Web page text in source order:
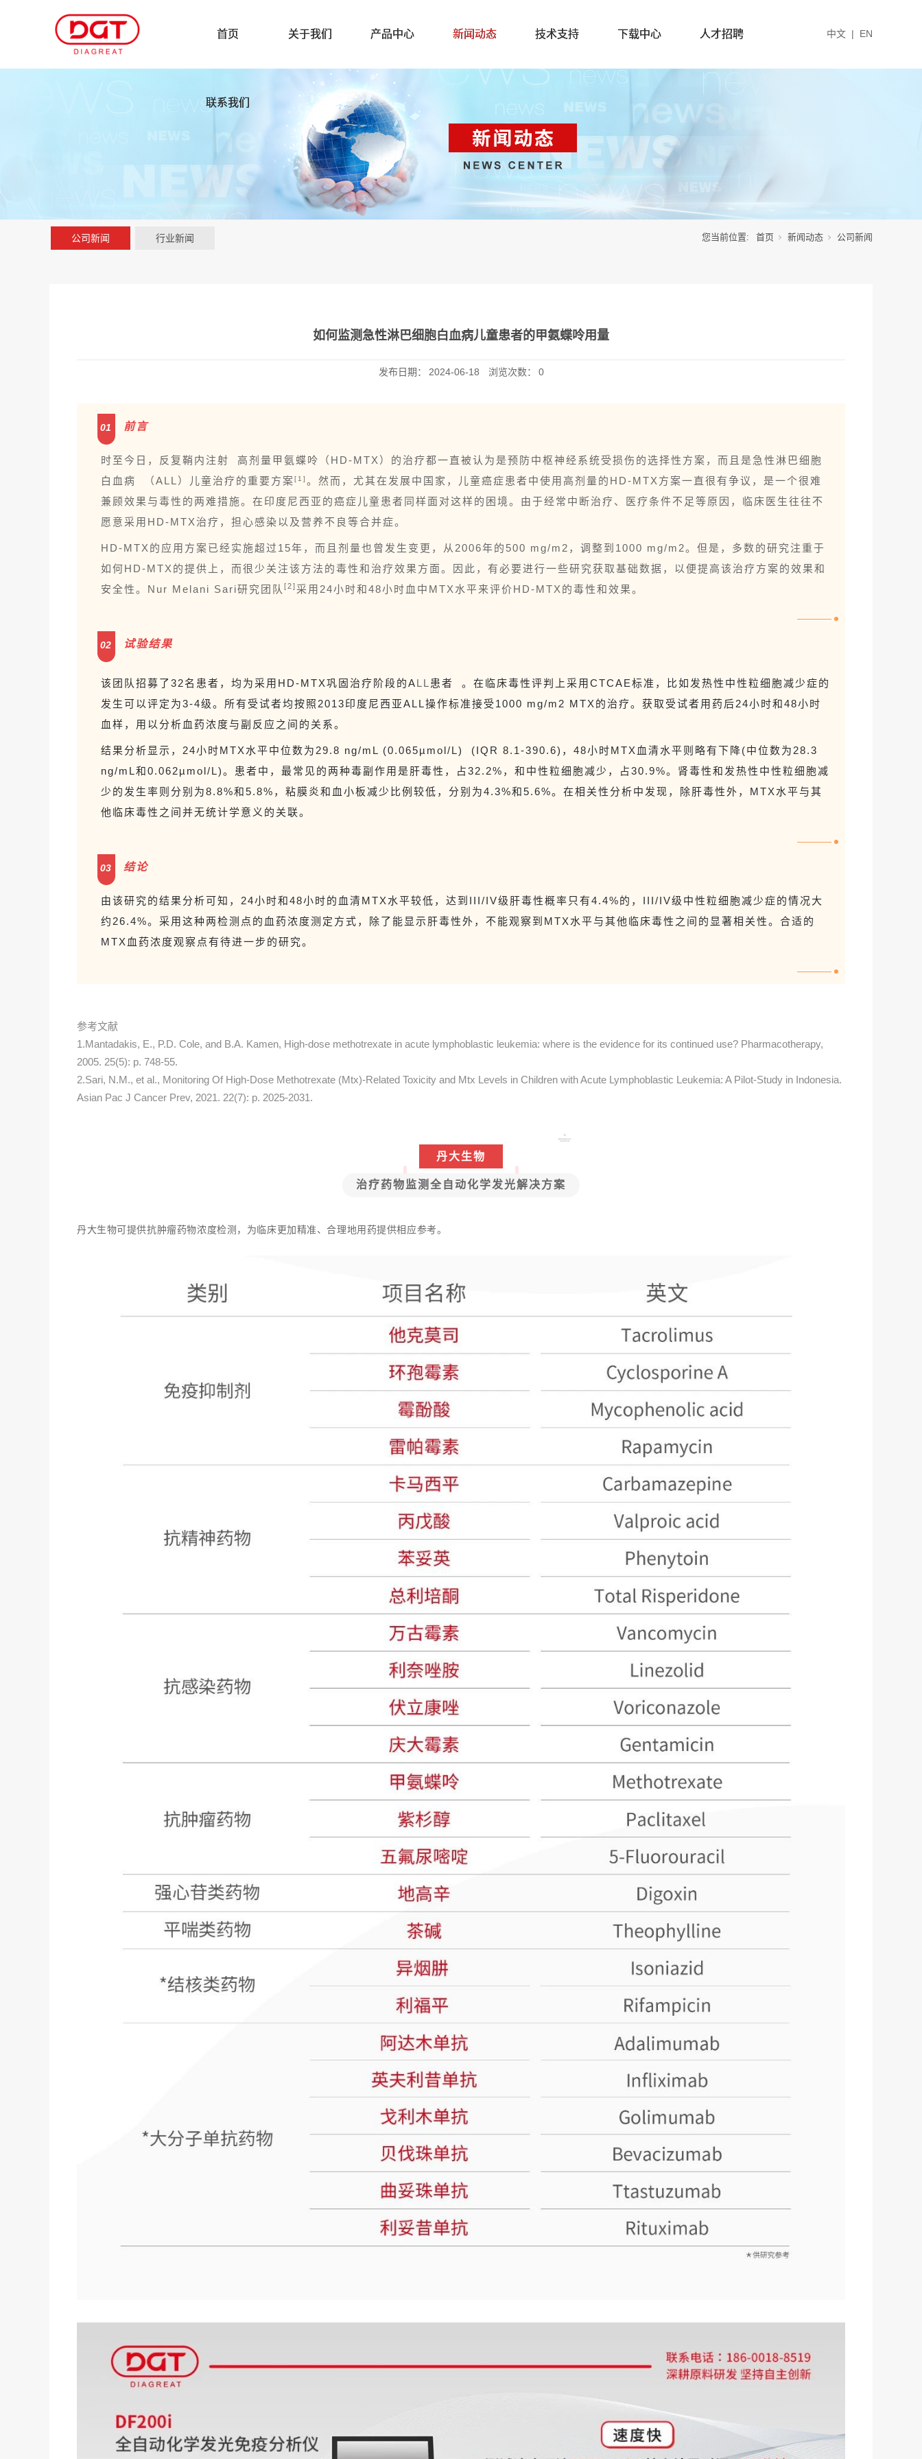
首页 关于我们 产品中心 新闻动态 技术支持 下载中心 人才招聘
联系我们
中文 | EN
公司新闻 行业新闻 您当前位置: 首页 新闻动态 公司新闻
如何监测急性淋巴细胞白血病儿童患者的甲氨蝶呤用量
发布日期： 2024-06-18 浏览次数： 0
01 前言
时至今日，反复鞘内注射 高剂量甲氨蝶呤（HD-MTX）的治疗都一直被认为是预防中枢神经系统受损伤的选择性方案，而且是 急性淋巴细胞
白血病
（ALL）儿童治疗的重要方案[1] 。然而，尤其在发展中国家，儿童癌症患者中使用高剂量的HD-MTX方案一直很有争议，是一个很难
兼顾效果与毒性的两难措施。在印度尼西亚的癌症儿童患者同样面对这样的困境。由于经常中断治疗、医疗条件不足等原因，临床医生往往不
愿意采用HD-MTX治疗，担心感染以及营养不良等合并症。
HD-MTX的应用方案已经实施超过15年，而且剂量也曾发生变更，从2006年的500 mg/m2，调整到1000 mg/m2。但是，多数的研究注重于
如何HD-MTX的提供上，而很少关注该方法的毒性和治疗效果方面。因此，有必要进行一些研究获取基础数据，以便提高该治疗方案的效果和
安全性。Nur Melani Sari研究团队 [2] 采用24小时和48小时血中MTX水平来评价HD-MTX的毒性和效果。
02 试验结果
该团队招募了32名患者，均为采用 HD-MTX巩固治疗阶段的ALL 患者 。在临床毒性评判上采用CTCAE标准，比如 发热性中性粒细胞减少症的
发生可以评定为3-4级。所有受试者均按照2013印度尼西亚ALL操作标准接受1000 mg/m 2 MTX的治疗。获取受试者用药后24小时和48小时
血样，用以分析血药浓度与副反应之间的关系。
结果分析显示， 24小时MTX水平中位数为29.8 ng/mL (0.065µmol/L) (IQR 8.1-390.6)，48小时MTX血清水平则 略有下降(中位数为28.3
ng/mL和0.062µmol/L)。 患者中，最常见的 两种毒副作用是肝毒性 ，占32.2% ， 和中性粒细胞减少 ，占30.9%。肾毒性和发热性中性粒细胞减
少 的发生率则分别为8.8%和5.8%，粘膜炎和 血小板减少 比例较低，分别为4.3%和5.6%。 在相关性分析中发现， 除肝毒性外，MTX水平与其
他 临床毒性之间 并无统计学意义的关联。
03 结论
由该研究的结果分析可知， 24小时和48小时的血清MTX水平较低， 达到 III/IV级肝毒性概率只有4.4%的 ， III/IV级中性粒细胞减少症的情况大
约 26.4%。 采用这种两检测点的血药浓度测定方式，除了能显示肝毒性外，不能观察到 MTX水平与其他 临床毒性之间 的显著相关性。合适的
MTX 血药浓度观察点有待进一步的研究。
参考文献
1.Mantadakis, E., P.D. Cole, and B.A. Kamen, High-dose methotrexate in acute lymphoblastic leukemia: where is the evidence for its continued use? Pharmacotherapy,
2005. 25(5): p. 748-55.
2.Sari, N.M., et al., Monitoring Of High-Dose Methotrexate (Mtx)-Related Toxicity and Mtx Levels in Children with Acute Lymphoblastic Leukemia: A Pilot-Study in Indonesia.
Asian Pac J Cancer Prev, 2021. 22(7): p. 2025-2031.
丹大生物
治疗药物监测全自动化学发光解决方案
丹大生物可提供抗肿瘤药物浓度检测，为临床更加精准、合理地用药提供相应参考。